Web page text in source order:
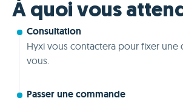
À quoi vous
Consultation
Hyxi vous contactera pour fixer une
vous.
Passer une commande